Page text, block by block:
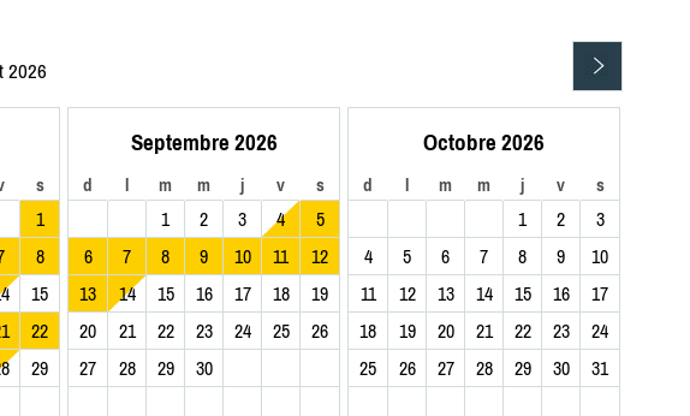
2026
s
1
8
15
22
29
Septembre 2026
d l m m j v s
1 2 3 4
5
6
7 8 9 10 11
12
13
14 15 16 17 18
19
20
21 22 23 24 25
26
27
28 29 30
Octobre 2026
d l m m j v s
1 2
3
4
5 6 7 8 9
10
11
12 13 14 15 16
17
18
19 20 21 22 23
24
25
26 27 28 29 30 31